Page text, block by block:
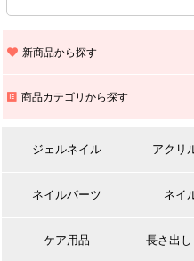
上記期間中のご注文・お問い合わ
また､ 九州全域でお荷物のお届け
新商品から探す
商品カテゴリから探す
ジェルネイル アクリ
ネイルパーツ ネイ
ケア用品 長さ出